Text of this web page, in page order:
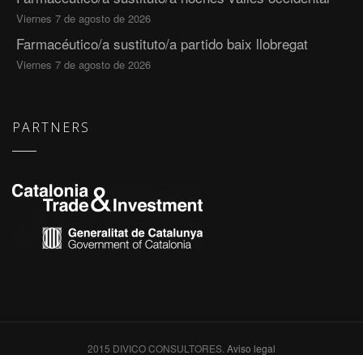
Viernes 7 de agosto de 2026
Farmacéutico/a sustituto/a partido baix llobregat
Viernes 7 de agosto de 2026
PARTNERS
2015 DIVICO CONSULTORES. Aviso legal